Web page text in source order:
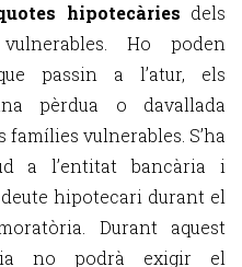
hipotecàries dels
Ho poden
passin a l’atur, els
pèrdua o davallada
famílies vulnerables. S’ha
a l’entitat bancària i
hipotecari durant el
Durant aquest
no podrà exigir el